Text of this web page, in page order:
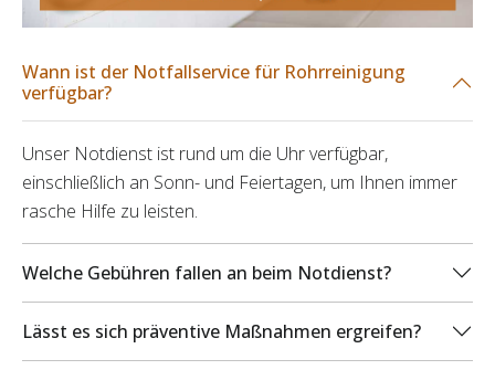
Wann ist der Notfallservice für Rohrreinigung
verfügbar?
Unser Notdienst ist rund um die Uhr verfügbar,
einschließlich an Sonn- und Feiertagen, um Ihnen immer
rasche Hilfe zu leisten.
Welche Gebühren fallen an beim Notdienst?
Lässt es sich präventive Maßnahmen ergreifen?